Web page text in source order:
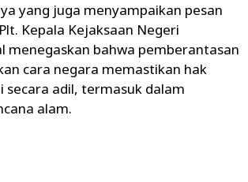
yang juga menyampaikan pesan
Kepala Kejaksaan Negeri
menegaskan bahwa pemberantasan
cara negara memastikan hak
adil, termasuk dalam
alam.